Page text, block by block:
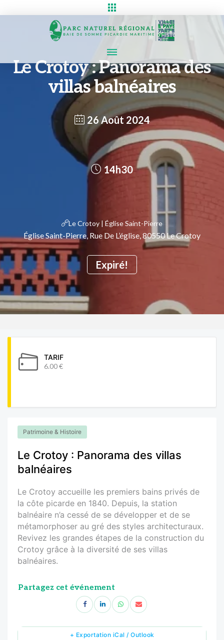
Le Crotoy : Panorama des
villas balnéaires
26 Août 2024
Expiré!
14h30
Le Crotoy | Église Saint-Pierre
Église Saint-Pierre, Rue De L’église, 80550 Le Crotoy
TARIF
6.00 €
Patrimoine & Histoire
Le Crotoy : Panorama des villas
balnéaires
Le Crotoy accueille les premiers bains privés de
la côte picarde en 1840. Depuis, la station
balnéaire n’a cessé de se développer et de se
métamorphoser au gré des styles architecturaux.
Revivez les grandes étapes de la construction du
Crotoy grâce à la diversité de ses villas
balnéaires.
Partagez cet événement
+ Exportation iCal / Outlook